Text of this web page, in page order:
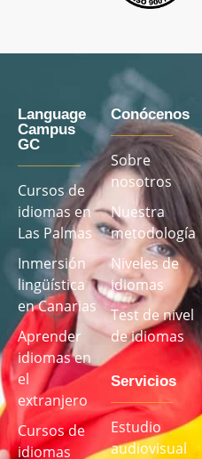
Language
Campus
GC
Cursos de
idiomas en
Las Palmas
Inmersión
lingüística
en Canarias
Aprender
idiomas en
el
extranjero
Cursos de
idiomas
Conócenos
Sobre
nosotros
Nuestra
metodología
Niveles de
idiomas
Test de nivel
de idiomas
Servicios
Estudio
audiovisual